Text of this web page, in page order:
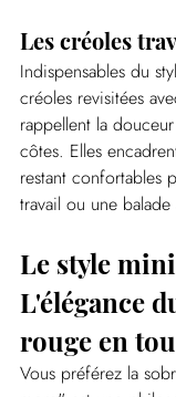
Les créoles
Indispensables du
créoles revisitées
rappellent la
côtes. Elles
restant confortables
travail ou une
Le style
L'élégance
rouge en
Vous préférez la